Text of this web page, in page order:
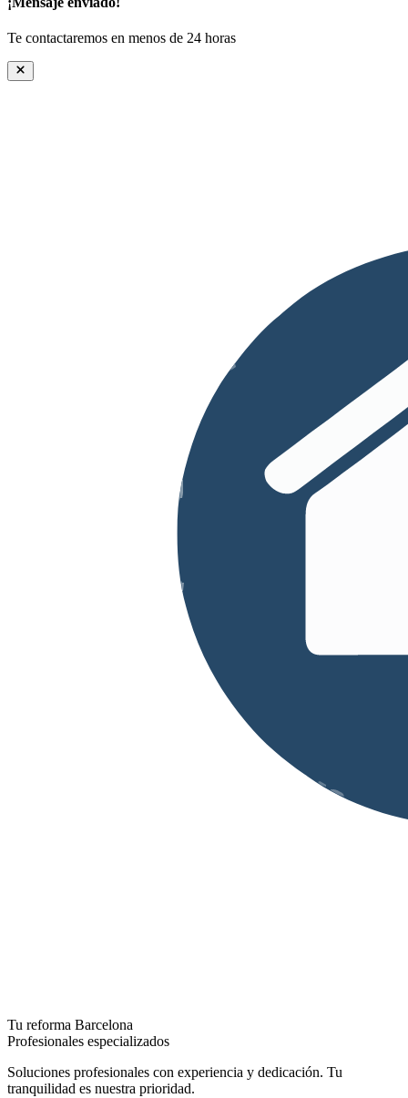
Te contactaremos en menos de 24 horas
Tu reforma Barcelona
Profesionales especializados
Soluciones profesionales con experiencia y dedicación. Tu
tranquilidad es nuestra prioridad.